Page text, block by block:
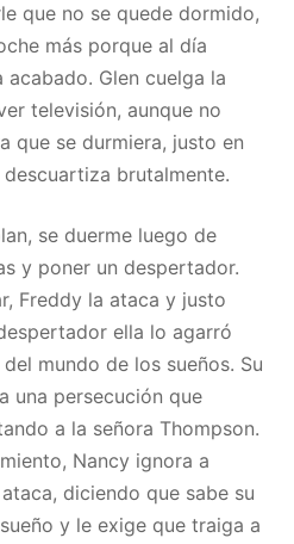
que no se quede dormido,
más porque al día
Glen cuelga la
televisión, aunque no
que se durmiera, justo en
brutalmente.
se duerme luego de
y poner un despertador.
Freddy la ataca y justo
ella lo agarró
mundo de los sueños. Su
una persecución que
a la señora Thompson.
Nancy ignora a
diciendo que sabe su
y le exige que traiga a